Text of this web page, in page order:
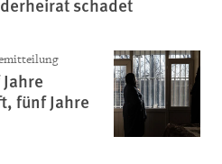
fünf Jahre